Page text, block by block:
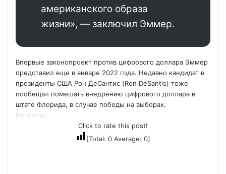
американского образа
жизни», — заключил Эммер.
Впервые законопроект против цифрового доллара Эммер
представил еще в январе 2022 года. Недавно кандидат в
президенты США Рон ДеСантис (Ron DeSantis) тоже
пообещал помешать внедрению цифрового доллара в
штате Флорида, в случае победы на выборах.
Источник
Click to rate this post!
[Total: 0Average: 0]